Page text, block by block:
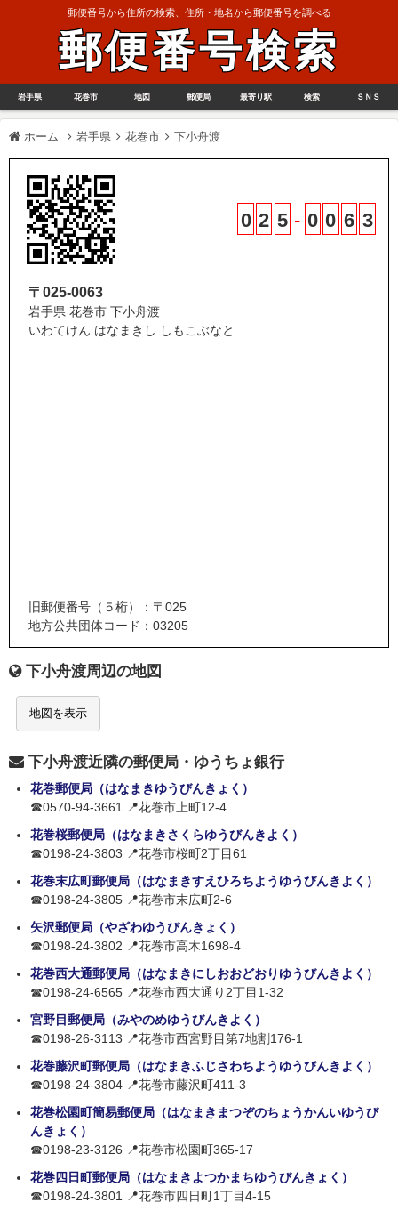
郵便番号から住所の検索、住所・地名から郵便番号を調べる
郵便番号検索
岩手県 花巻市 地図 郵便局 最寄り駅 検索 ＳＮＳ
ホーム 岩手県 花巻市 下小舟渡
0 2 5 - 0 0 6 3
〒025-0063
岩手県 花巻市 下小舟渡
いわてけん はなまきし しもこぶなと
旧郵便番号（５桁）：〒025
地方公共団体コード：03205
下小舟渡周辺の地図
地図を表示
下小舟渡近隣の郵便局・ゆうちょ銀行
花巻郵便局（はなまきゆうびんきょく）
☎0570-94-3661 📍花巻市上町12-4
花巻桜郵便局（はなまきさくらゆうびんきよく）
☎0198-24-3803 📍花巻市桜町2丁目61
花巻末広町郵便局（はなまきすえひろちようゆうびんきよく）
☎0198-24-3805 📍花巻市末広町2-6
矢沢郵便局（やざわゆうびんきょく）
☎0198-24-3802 📍花巻市高木1698-4
花巻西大通郵便局（はなまきにしおおどおりゆうびんきよく）
☎0198-24-6565 📍花巻市西大通り2丁目1-32
宮野目郵便局（みやのめゆうびんきよく）
☎0198-26-3113 📍花巻市西宮野目第7地割176-1
花巻藤沢町郵便局（はなまきふじさわちようゆうびんきよく）
☎0198-24-3804 📍花巻市藤沢町411-3
花巻松園町簡易郵便局（はなまきまつぞのちょうかんいゆうび
んきょく）
☎0198-23-3126 📍花巻市松園町365-17
花巻四日町郵便局（はなまきよつかまちゆうびんきょく）
☎0198-24-3801 📍花巻市四日町1丁目4-15